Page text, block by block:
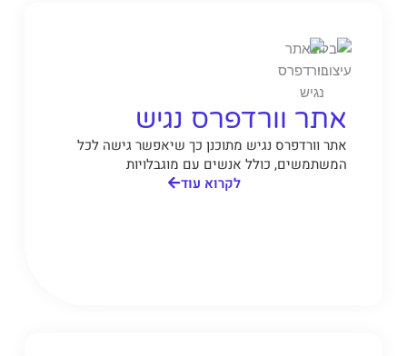
אתר וורדפרס נגיש
אתר וורדפרס נגיש מתוכנן כך שיאפשר גישה לכל
המשתמשים, כולל אנשים עם מוגבלויות
לקרוא עוד